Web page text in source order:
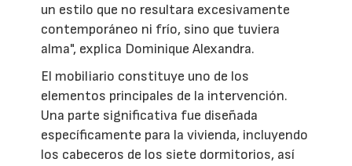
un estilo que no resultara excesivamente
contemporáneo ni frío, sino que tuviera
alma", explica Dominique Alexandra.
El mobiliario constituye uno de los
elementos principales de la intervención.
Una parte significativa fue diseñada
específicamente para la vivienda, incluyendo
los cabeceros de los siete dormitorios, así